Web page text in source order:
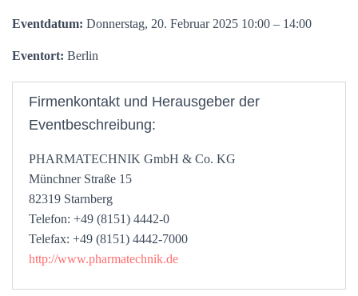
Eventdatum: Donnerstag, 20. Februar 2025 10:00 – 14:00
Eventort: Berlin
Firmenkontakt und Herausgeber der
Eventbeschreibung:
PHARMATECHNIK GmbH & Co. KG
Münchner Straße 15
82319 Starnberg
Telefon: +49 (8151) 4442-0
Telefax: +49 (8151) 4442-7000
http://www.pharmatechnik.de